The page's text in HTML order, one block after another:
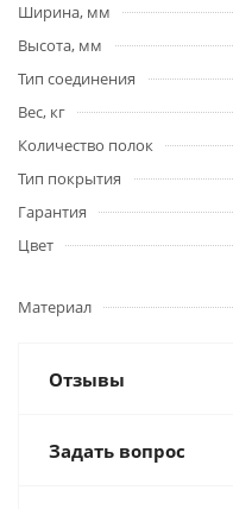
Ширина, мм
Высота, мм
Тип соединения
Вес, кг
Количество полок
Тип покрытия
Гарантия
Цвет
Материал
Отзывы
Задать вопрос